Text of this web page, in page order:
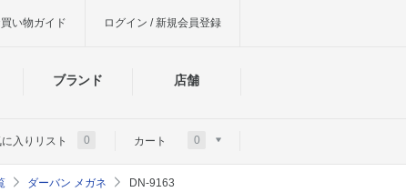
ブランド 店舗
い物ガイド ログイン / 新規会員登録
入りリスト 0 カート 0
ダーバン メガネ DN-9163